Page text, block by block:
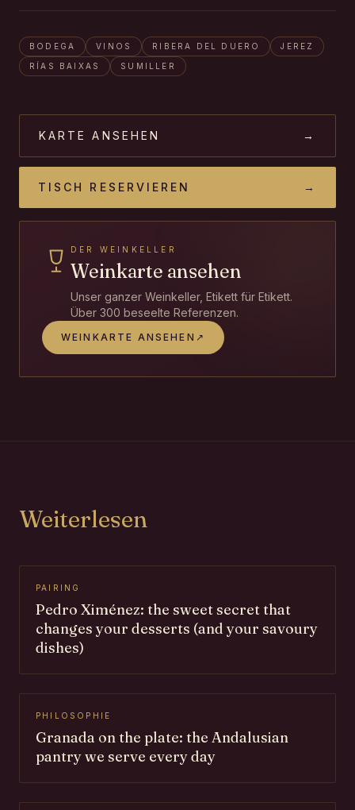
BODEGA VINOS RIBERA DEL DUERO JEREZ
RÍAS BAIXAS SUMILLER
KARTE ANSEHEN →
TISCH RESERVIEREN →
DER WEINKELLER
Weinkarte ansehen
Unser ganzer Weinkeller, Etikett für Etikett.
Über 300 beseelte Referenzen.
WEINKARTE ANSEHEN ↗
Weiterlesen
PAIRING
Pedro Ximénez: the sweet secret that
changes your desserts (and your savoury
dishes)
PHILOSOPHIE
Granada on the plate: the Andalusian
pantry we serve every day